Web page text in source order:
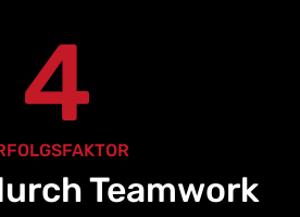
4
Teamwork